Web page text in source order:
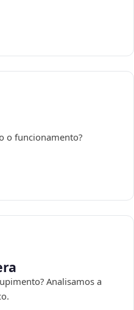
o funcionamento?
Analisamos a